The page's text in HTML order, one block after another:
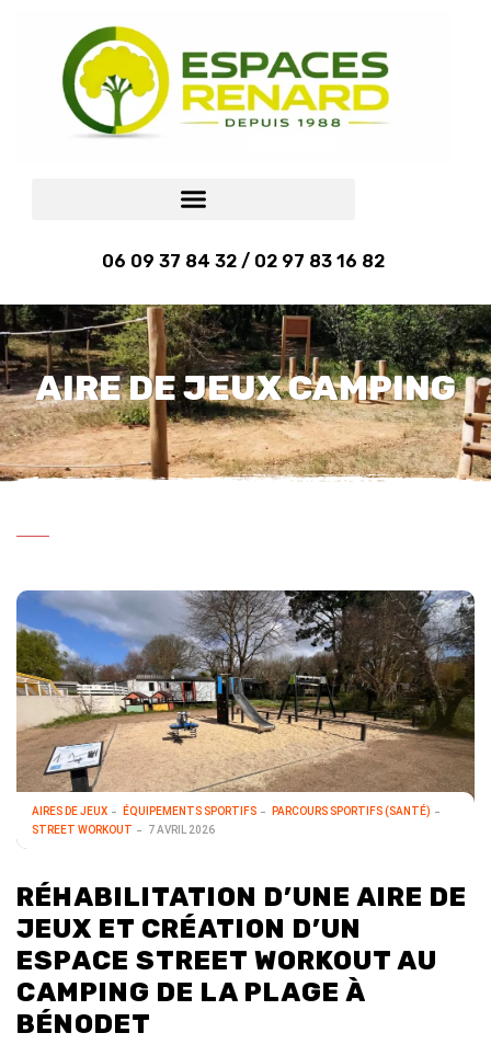
06 09 37 84 32 / 02 97 83 16 82
AIRE DE JEUX CAMPING
AIRES DE JEUX ÉQUIPEMENTS SPORTIFS
PARCOURS SPORTIFS (SANTÉ)
STREET WORKOUT
7 AVRIL 2026
RÉHABILITATION D’UNE AIRE DE
JEUX ET CRÉATION D’UN
ESPACE STREET WORKOUT AU
CAMPING DE LA PLAGE À
BÉNODET